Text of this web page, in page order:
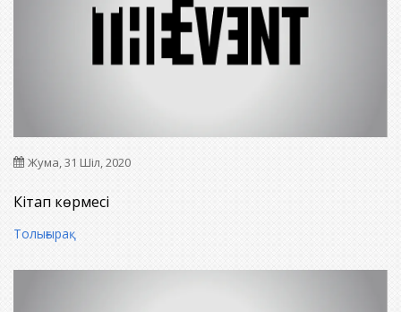
Жума, 31 Шіл, 2020
Кітап көрмесі
Толығырақ